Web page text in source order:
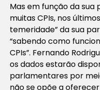
Mas em função da sua
muitas CPIs, nos
temeridade” da sua
“sabendo como
CPIs”. Fernando
os dados estarão
parlamentares por
não se opõe a